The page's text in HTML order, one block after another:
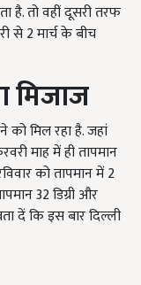
है. तो वहीं दूसरी तरफ
से 2 मार्च के बीच
मिजाज
को मिल रहा है. जहां
माह में ही तापमान
को तापमान में 2
32 डिग्री और
दें कि इस बार दिल्ली